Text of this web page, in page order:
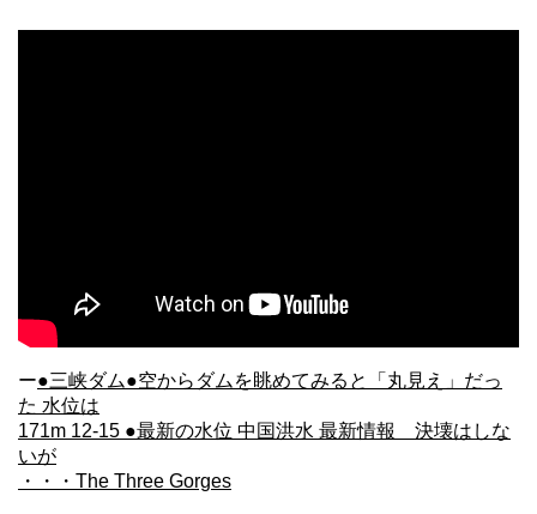
ー●三峡ダム●空からダムを眺めてみると「丸見え」だっ
た 水位は
171m 12-15 ●最新の水位 中国洪水 最新情報 決壊はしな
いが
・・・The Three Gorges